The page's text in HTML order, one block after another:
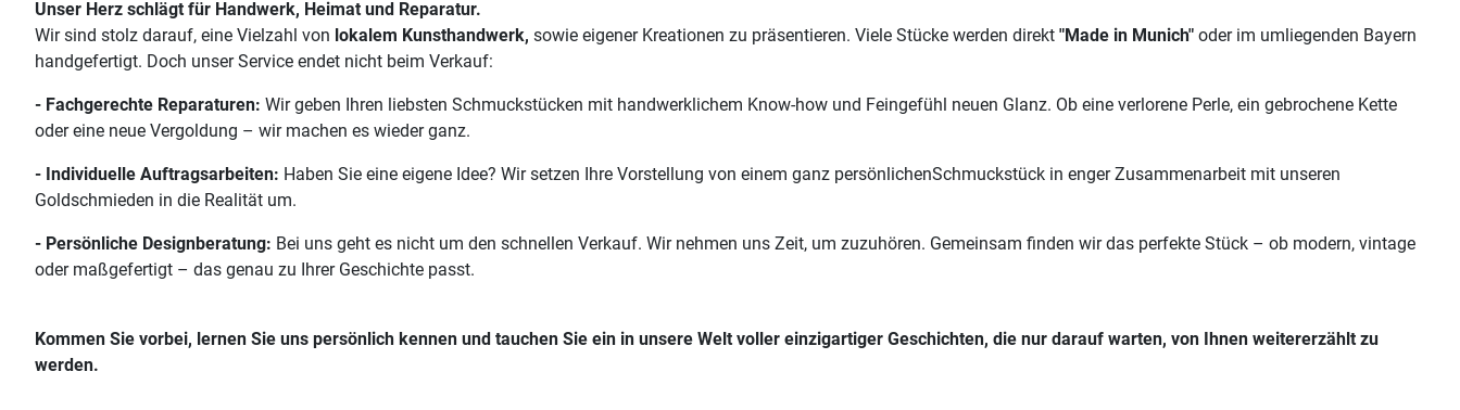
Unser Herz schlägt für Handwerk, Heimat und Reparatur.
Wir sind stolz darauf, eine Vielzahl von lokalem Kunsthandwerk, sowie eigener Kreationen zu präsentieren. Viele Stücke werden direkt "Made in Munich" oder im umliegenden Bayern
handgefertigt. Doch unser Service endet nicht beim Verkauf:
- Fachgerechte Reparaturen: Wir geben Ihren liebsten Schmuckstücken mit handwerklichem Know-how und Feingefühl neuen Glanz. Ob eine verlorene Perle, ein gebrochene Kette
oder eine neue Vergoldung – wir machen es wieder ganz.
- Individuelle Auftragsarbeiten: Haben Sie eine eigene Idee? Wir setzen Ihre Vorstellung von einem ganz persönlichenSchmuckstück in enger Zusammenarbeit mit unseren
Goldschmieden in die Realität um.
- Persönliche Designberatung: Bei uns geht es nicht um den schnellen Verkauf. Wir nehmen uns Zeit, um zuzuhören. Gemeinsam finden wir das perfekte Stück – ob modern, vintage
oder maßgefertigt – das genau zu Ihrer Geschichte passt.
Kommen Sie vorbei, lernen Sie uns persönlich kennen und tauchen Sie ein in unsere Welt voller einzigartiger Geschichten, die nur darauf warten, von Ihnen weitererzählt zu
werden.